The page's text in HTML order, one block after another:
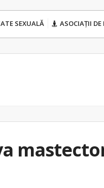
SEXUALĂ ASOCIAȚII DE